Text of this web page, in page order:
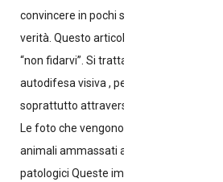
convincere in pochi secondi. Ma quasi
verità. Questo articolo non ha lo scopo di
“non fidarvi”. Si tratta piuttosto di
autodifesa visiva , perché oggi la
soprattutto attraverso gli occhi. Le
Le foto che vengono diffuse più
animali ammassati ambienti oscuri
patologici Queste immagini sono